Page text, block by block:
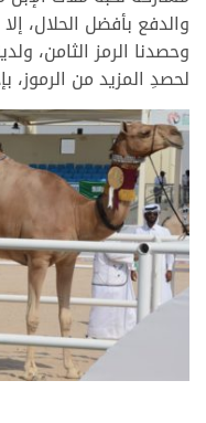
والدفع بأفضل الحلال،
وحصدنا الرمز الثامن،
لحصدِ المزيد من الرموز،